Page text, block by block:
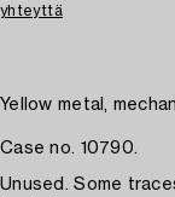
yhteyttä
Yellow metal,
Case no. 10790.
Unused. Some